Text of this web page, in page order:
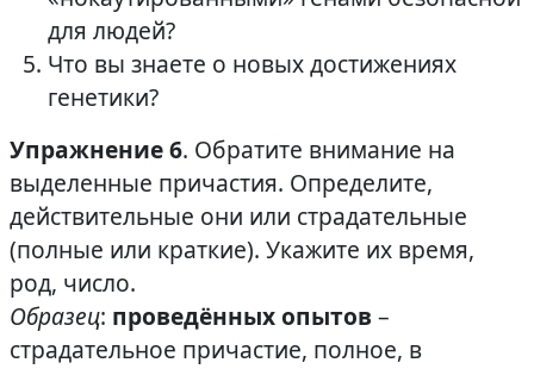
для людей?
Что вы знаете о новых достижениях
генетики?
Упражнение 6. Обратите внимание на
выделенные причастия. Определите,
действительные они или страдательные
(полные или краткие). Укажите их время,
род, число.
Образец: проведённых опытов –
страдательное причастие, полное, в